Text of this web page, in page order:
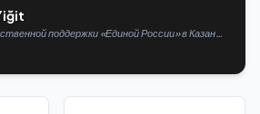
поддержки «Единой России» в Казани